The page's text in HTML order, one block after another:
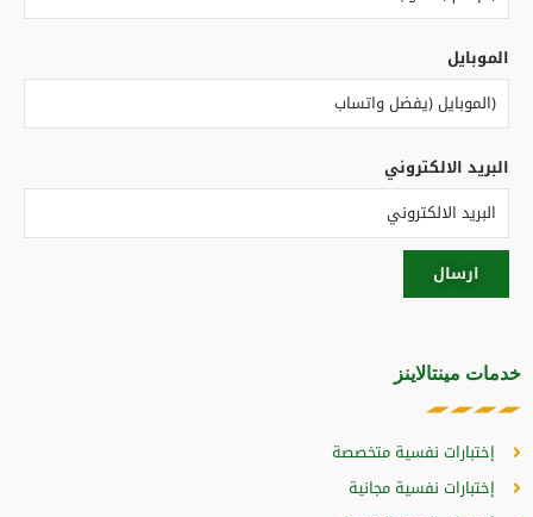
خدمات مينتالاينز
إختبارات نفسية متخصصة
إختبارات نفسية مجانية
الموبايل
البريد الالكتروني